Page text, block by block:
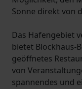
Sonne direkt von
Das Hafengebiet
bietet Blockhaus-
geöffnetes
von
spannendes und